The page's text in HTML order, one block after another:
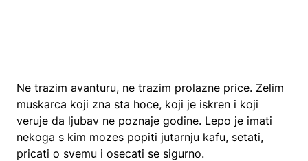
Ne trazim avanturu, ne trazim prolazne price. Zelim
muskarca koji zna sta hoce, koji je iskren i koji
veruje da ljubav ne poznaje godine. Lepo je imati
nekoga s kim mozes popiti jutarnju kafu, setati,
pricati o svemu i osecati se sigurno.